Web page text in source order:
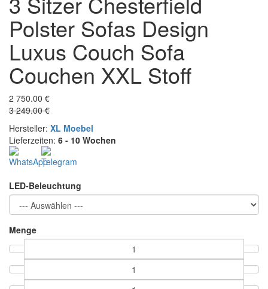
Polster Sofas Design
Luxus Couch Sofa
Couchen XXL Stoff
2 750.00 €
3 249.00 €
Hersteller: XL Moebel
Lieferzeiten: 6 - 10 Wochen
LED-Beleuchtung
Menge